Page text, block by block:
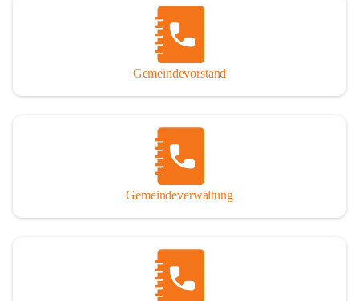
Gemeindevorstand
Gemeindeverwaltung